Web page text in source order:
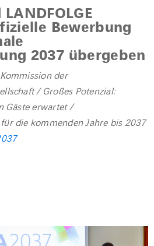
Bewerbung
2037 übergeben
der
/ Großes Potenzial:
Gäste erwartet /
die kommenden Jahre bis 2037